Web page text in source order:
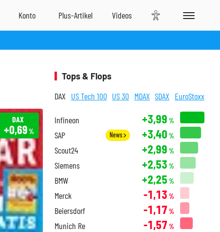
DAX
+0,69%
Tops & Flops
DAX US Tech 100 US 30 MDAX SDAX EuroStoxx
Infineon +3,99 %
SAP News +3,40 %
Scout24 +2,99 %
Siemens +2,53 %
BMW +2,25 %
Merck -1,13 %
Beiersdorf -1,17 %
Munich Re -1,57 %